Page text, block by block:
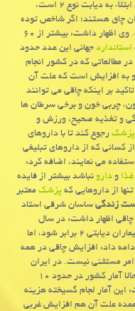
اشاره به اینكه چاقی یكی از مهمترین فاكتورهای ابتلاء به دیابت نوع ۲ است،
درصد مردم ایران چاق هستند؛ اگر شاخص توده
بدنی مساوی یا بالاتر از ۳۰ باشد، فرد چاق است. وی اظهار داشت: بیشتر از ۶۰
استانداردجهانی این عدد حدود
مطالعاتی كه در كشور انجام
به افزایش است كه علت آن
بر اینكه چاقی می توانند
چربی خون و برخی سرطان ها
و تغذیه صحیح، ورزش و
رجوع كند تا با داروهای
كه از داروهای تبلیغی
می نمایند، اضافه كرد:
ودارونباشد بیشتر از فایده
از داروهایی كهپزشكمعتبر
زندگیساسان شرقی استاد
اظهار داشت: در سال
۲۰۰۵ پیش بینی می شد تا سال ۲۰۲۵ تعداد بیماران دیابتی ۲ برابر شود، اما
۲۰۱۱ رخ داد. وی ادامه داد: افزایش چاقی در همه
مستثنی نیست. در ایران
شیوع دیابت در سال ۲۰۰۵ زیر ۵ درصد بود و حالا آمار كشور در حدود ۱۰
آمار لجام گسیخته هزینه
علت آن هم افزایش غربی